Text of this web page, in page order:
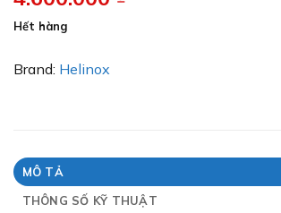
Hết hàng
Brand: Helinox
MÔ TẢ
THÔNG SỐ KỸ THUẬT